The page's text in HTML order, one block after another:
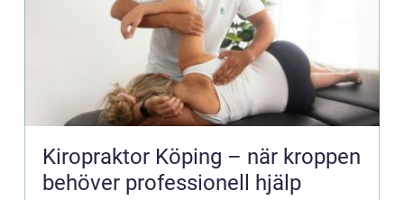
Kiropraktor Köping – när kroppen
behöver professionell hjälp